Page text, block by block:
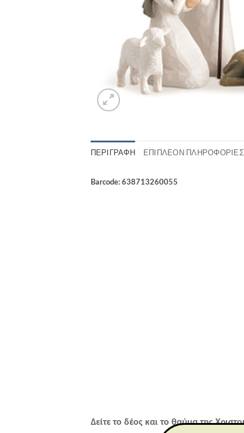
ΠΕΡΙΓΡΑΦΉ ΕΠΙΠΛΈΟΝ ΠΛΗΡΟΦΟΡΊΕΣ
Barcode: 638713260055
Δείτε το δέος και το θαύμα της